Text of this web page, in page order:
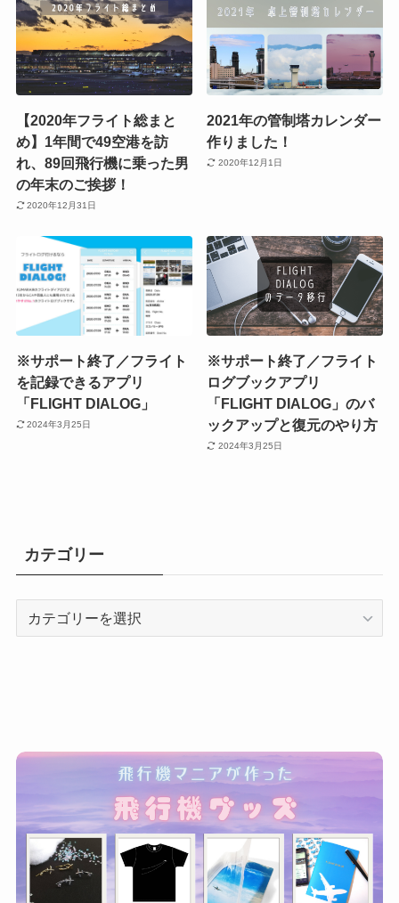
【2020年フライト総まと
め】1年間で49空港を訪
れ、89回飛行機に乗った男
の年末のご挨拶！
2020年12月31日
2021年の管制塔カレンダー
作りました！
2020年12月1日
※サポート終了／フライト
を記録できるアプリ
「FLIGHT DIALOG」
2024年3月25日
※サポート終了／フライト
ログブックアプリ
「FLIGHT DIALOG」のバ
ックアップと復元のやり方
2024年3月25日
カテゴリー